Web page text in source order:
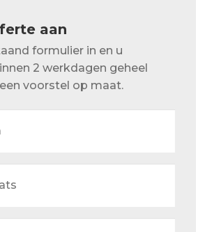
– Garantie
aan
formulier in en u
2 werkdagen geheel
voorstel op maat.